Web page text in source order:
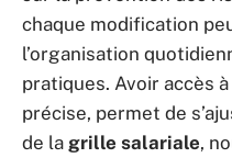
chaque modification
l’organisation
pratiques. Avoir accès
précise, permet de
de la grille salariale,